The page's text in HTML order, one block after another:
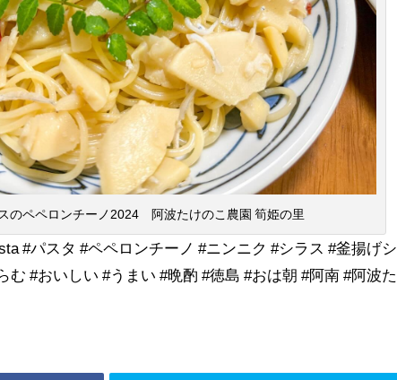
のペペロンチーノ2024 阿波たけのこ農園 筍姫の里
#パスタ #ペペロンチーノ #ニンニク #シラス #釜揚げシ
む #おいしい #うまい #晩酌 #徳島 #おは朝 #阿南 #阿波た